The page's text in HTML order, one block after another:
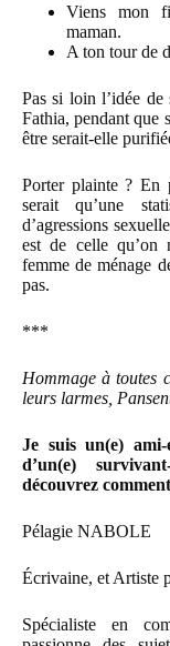
Viens mon
maman.
A ton tour de
Pas si loin l’idée de
Fathia, pendant que
être serait-elle
Porter plainte ? En
serait qu’une
d’agressions
est de celle qu’on
femme de ménage
pas.
***
Hommage à toutes
leurs larmes,
Je suis un(e)
d’un(e)
découvrez
Pélagie NABOLE
Écrivaine, et Artiste
Spécialiste en